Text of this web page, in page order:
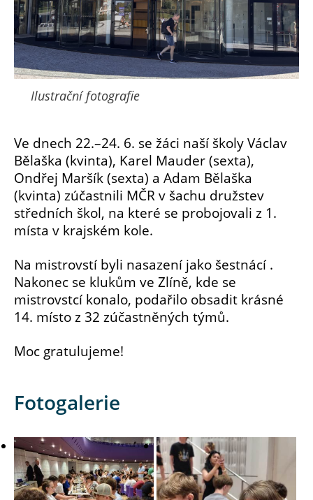
Ilustrační fotografie
Ve dnech 22.–24. 6. se žáci naší školy Václav
Bělaška (kvinta), Karel Mauder (sexta),
Ondřej Maršík (sexta) a Adam Bělaška
(kvinta) zúčastnili MČR v šachu družstev
středních škol, na které se probojovali z 1.
místa v krajském kole.
Na mistrovstí byli nasazení jako šestnácí .
Nakonec se klukům ve Zlíně, kde se
mistrovstcí konalo, podařilo obsadit krásné
14. místo z 32 zúčastněných týmů.
Moc gratulujeme!
Fotogalerie